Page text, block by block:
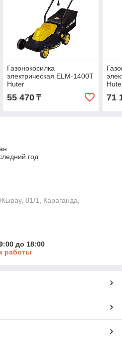
Газонокосилка
электрическая ELM-1400Т
Huter
55 470₸ 71
год
81/1, Караганда,
до 18:00
работы